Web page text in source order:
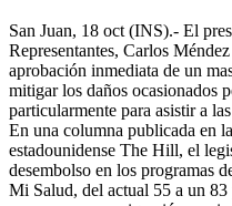
San Juan, 18 oct (INS).- El
Representantes, Carlos
aprobación inmediata de un
mitigar los daños ocasionados
particularmente para asistir a
En una columna publicada en
estadounidense The Hill, el
desembolso en los programas
Mi Salud, del actual 55 a un